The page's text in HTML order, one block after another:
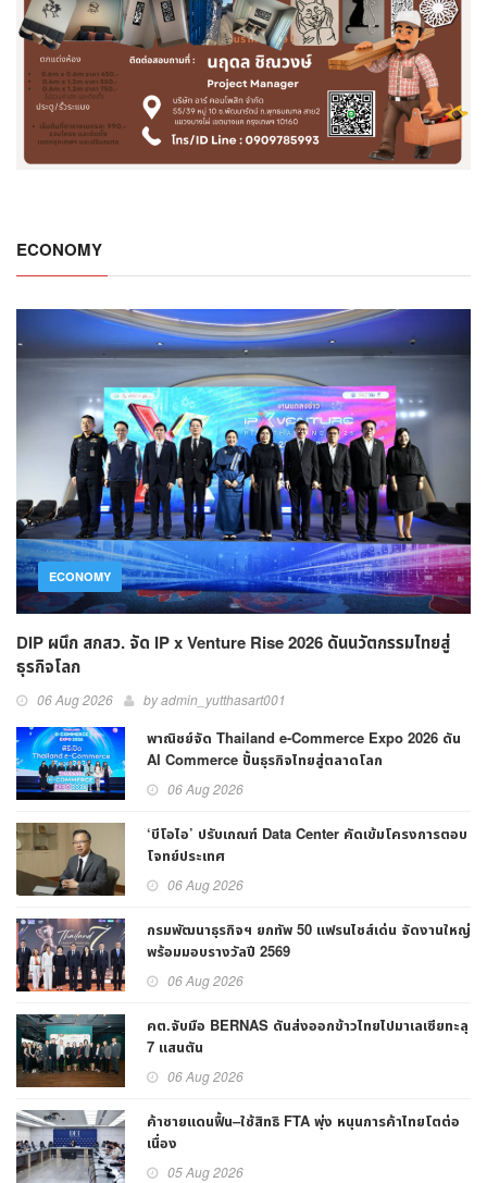
ECONOMY
ECONOMY
DIP ผนึก สกสว. จัด IP x Venture Rise 2026 ดันนวัตกรรมไทยสู่
ธุรกิจโลก
06 Aug 2026 by admin_yutthasart001
พาณิชย์จัด Thailand e-Commerce Expo 2026 ดัน
AI Commerce ปั้นธุรกิจไทยสู่ตลาดโลก
06 Aug 2026
‘บีโอไอ’ ปรับเกณฑ์ Data Center คัดเข้มโครงการตอบ
โจทย์ประเทศ
06 Aug 2026
กรมพัฒนาธุรกิจฯ ยกทัพ 50 แฟรนไชส์เด่น จัดงานใหญ่
พร้อมมอบรางวัลปี 2569
06 Aug 2026
คต.จับมือ BERNAS ดันส่งออกข้าวไทยไปมาเลเซียทะลุ
7 แสนตัน
06 Aug 2026
ค้าชายแดนฟื้น–ใช้สิทธิ FTA พุ่ง หนุนการค้าไทยโตต่อ
เนื่อง
05 Aug 2026